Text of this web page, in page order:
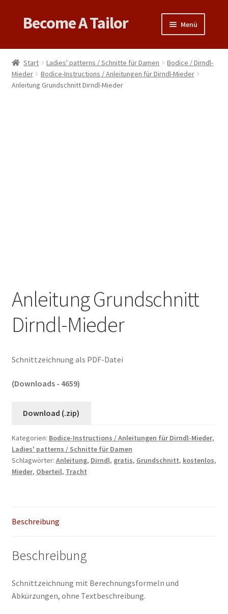
Zur
Navigation
Zum
Inhalt
Become A Tailor Menü
Books
öffnen
Videos
Start Ladies' patterns / Schnitte für Damen
Bodice / Dirndl-
Mieder
Bodice-Instructions / Anleitungen für Dirndl-Mieder
Anleitung Grundschnitt Dirndl-Mieder
Anleitung Grundschnitt
Dirndl-Mieder
Schnittzeichnung als PDF-Datei
(Downloads - 4659)
Download (.zip)
Kategorien: Bodice-Instructions / Anleitungen für Dirndl-Mieder,
Ladies' patterns / Schnitte für Damen
Schlagwörter: Anleitung, Dirndl, gratis, Grundschnitt, kostenlos,
Mieder, Oberteil, Tracht
Beschreibung
Beschreibung
Schnittzeichnung mit Berechnungsformeln und
Abkürzungen, ohne Textbeschreibung.